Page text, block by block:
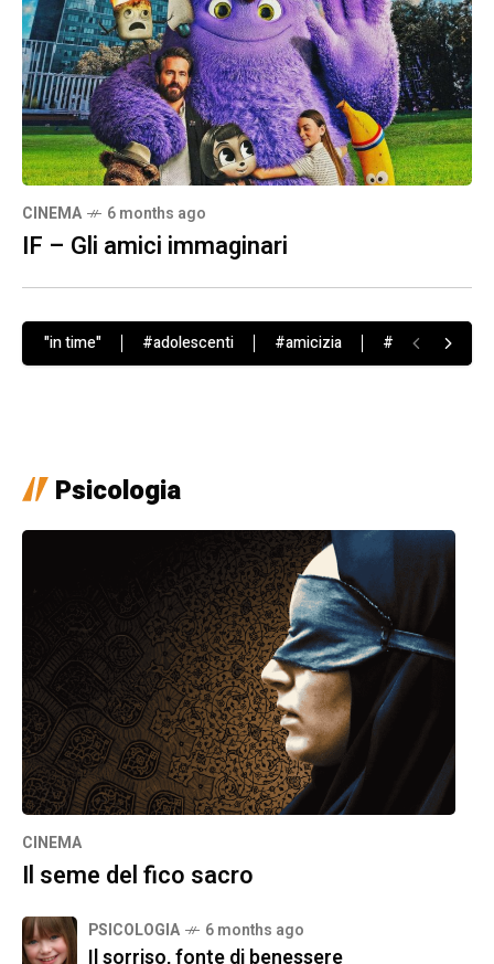
CINEMA 6 months ago
IF – Gli amici immaginari
"in time" #adolescenti #amicizia #cambiamento
Psicologia
CINEMA
Il seme del fico sacro
PSICOLOGIA 6 months ago
Il sorriso, fonte di benessere